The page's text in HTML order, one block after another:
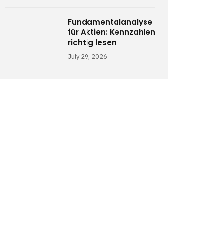
Fundamentalanalyse
für Aktien: Kennzahlen
richtig lesen
July 29, 2026